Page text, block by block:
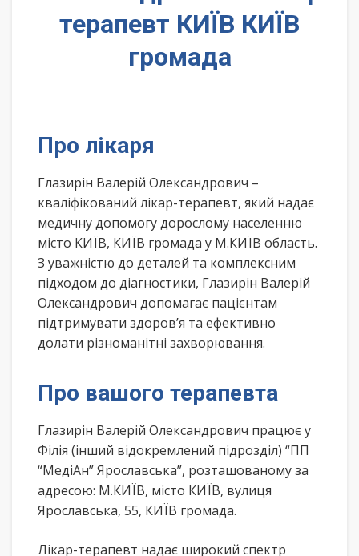
терапевт КИЇВ КИЇВ
громада
Про лікаря
Глазирін Валерій Олександрович –
кваліфікований лікар-терапевт, який надає
медичну допомогу дорослому населенню
місто КИЇВ, КИЇВ громада у М.КИЇВ область.
З уважністю до деталей та комплексним
підходом до діагностики, Глазирін Валерій
Олександрович допомагає пацієнтам
підтримувати здоров’я та ефективно
долати різноманітні захворювання.
Про вашого терапевта
Глазирін Валерій Олександрович працює у
Філія (інший відокремлений підрозділ) “ПП
“МедіАн” Ярославська”, розташованому за
адресою: М.КИЇВ, місто КИЇВ, вулиця
Ярославська, 55, КИЇВ громада.
Лікар-терапевт надає широкий спектр